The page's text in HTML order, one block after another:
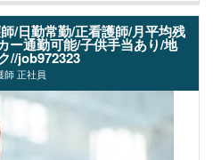
/日勤常勤/正看護師/月平均残
ー通勤可能/子供手当あり/地
//job972323
師 正社員